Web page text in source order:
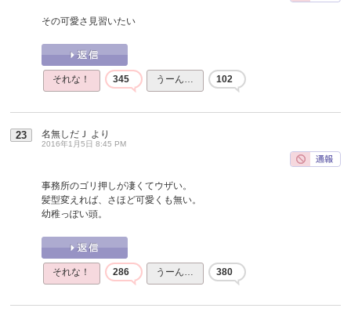
その可愛さ見習いたい
それな！ 345 うーん… 102
23 名無しだＪ より
2016年1月5日 8:45 PM
事務所のゴリ押しが凄くてウザい。
髪型変えれば、さほど可愛くも無い。
幼稚っぽい頭。
それな！ 286 うーん… 380